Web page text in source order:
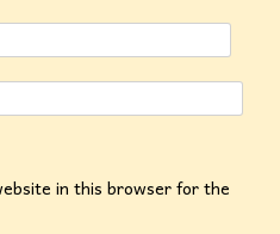
in this browser for the